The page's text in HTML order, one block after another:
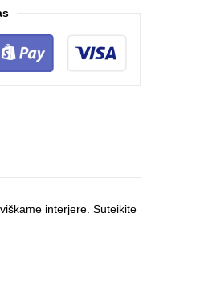
interjere. Suteikite